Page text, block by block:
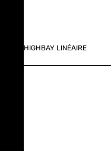
HIGHBAY LINÉAIRE